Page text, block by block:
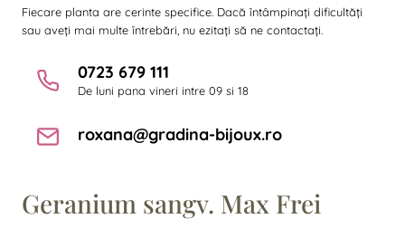
Fiecare planta are cerinte specifice. Dacă întâmpinați dificultăți
sau aveți mai multe întrebări, nu ezitați să ne contactați.
0723 679 111
De luni pana vineri intre 09 si 18
roxana@gradina-bijoux.ro
Geranium sangv. Max Frei